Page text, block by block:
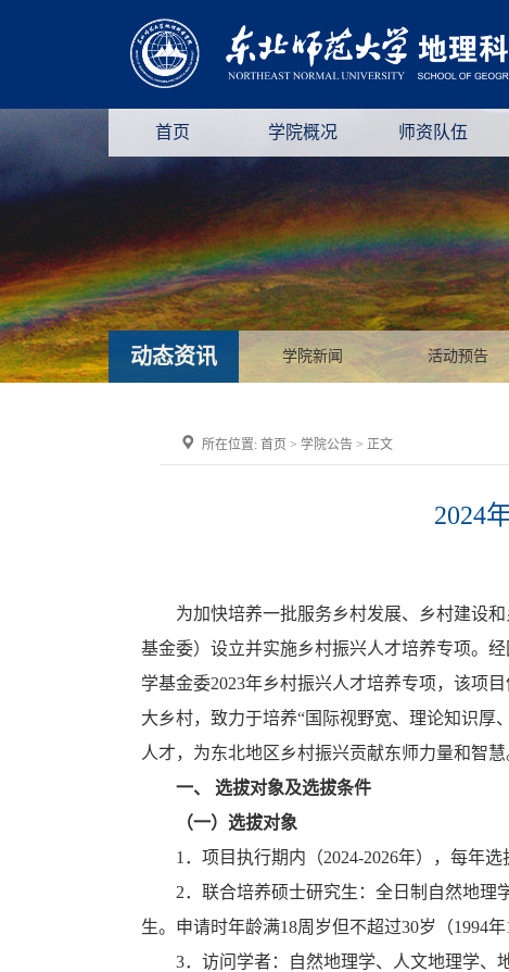
首页 学院概况 师资队伍
动态资讯 学院新闻 活动预告
所在位置: 首页 > 学院公告 > 正文
2024
为加快培养一批服务乡村发展、乡村建设
基金委）设立并实施乡村振兴人才培养专项。
学基金委2023年乡村振兴人才培养专项，该项
大乡村，致力于培养“国际视野宽、理论知识厚
人才，为东北地区乡村振兴贡献东师力量和智
一、 选拔对象及选拔条件
（一）选拔对象
1．项目执行期内（2024-2026年），每年
2．联合培养硕士研究生：全日制自然地
生。申请时年龄满18周岁但不超过30岁（1994年
3．访问学者：自然地理学、人文地理学、